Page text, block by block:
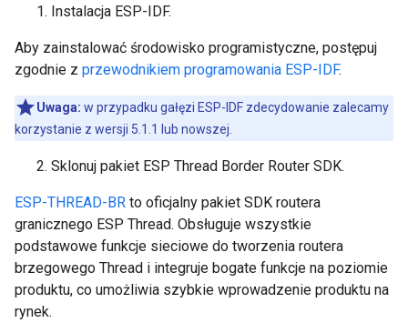
Instalacja ESP-IDF.
Aby zainstalować środowisko programistyczne, postępuj
zgodnie z przewodnikiem programowania ESP-IDF.
Uwaga: w przypadku gałęzi ESP-IDF zdecydowanie zalecamy
korzystanie z wersji 5.1.1 lub nowszej.
Sklonuj pakiet ESP Thread Border Router SDK.
ESP-THREAD-BR to oficjalny pakiet SDK routera
granicznego ESP Thread. Obsługuje wszystkie
podstawowe funkcje sieciowe do tworzenia routera
brzegowego Thread i integruje bogate funkcje na poziomie
produktu, co umożliwia szybkie wprowadzenie produktu na
rynek.